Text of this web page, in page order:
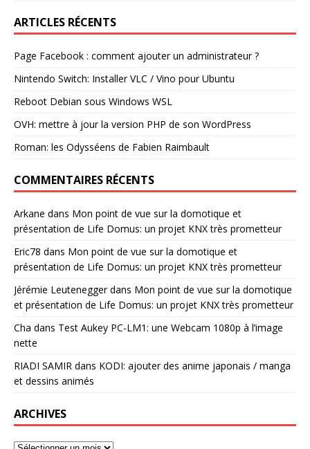
ARTICLES RÉCENTS
Page Facebook : comment ajouter un administrateur ?
Nintendo Switch: Installer VLC / Vino pour Ubuntu
Reboot Debian sous Windows WSL
OVH: mettre à jour la version PHP de son WordPress
Roman: les Odysséens de Fabien Raimbault
COMMENTAIRES RÉCENTS
Arkane dans Mon point de vue sur la domotique et
présentation de Life Domus: un projet KNX très prometteur
Eric78 dans Mon point de vue sur la domotique et
présentation de Life Domus: un projet KNX très prometteur
Jérémie Leuteneggerdans Mon point de vue sur la domotique
et présentation de Life Domus: un projet KNX très prometteur
Cha dans Test Aukey PC-LM1: une Webcam 1080p à l’image
nette
RIADI SAMIR dans KODI: ajouter des anime japonais / manga
et dessins animés
ARCHIVES